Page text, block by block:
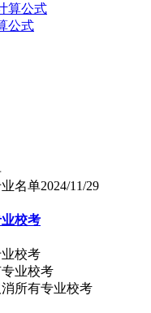
算公式
公式
名单2024/11/29
校考
校考
所有专业校考